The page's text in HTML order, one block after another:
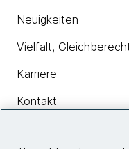
Neuigkeiten
Vielfalt,
Karriere
Kontakt